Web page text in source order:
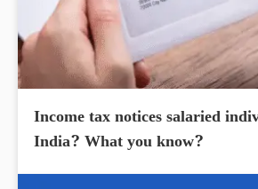
Income tax notices salaried
India? What you know?